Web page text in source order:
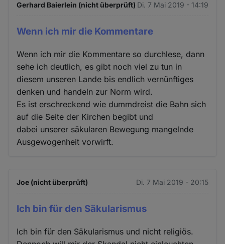
Gerhard Baierlein (nicht überprüft) Di. 7 Mai 2019 - 14:19
Wenn ich mir die Kommentare
Wenn ich mir die Kommentare so durchlese, dann
sehe ich deutlich, es gibt noch viel zu tun in
diesem unseren Lande bis endlich vernünftiges
denken und handeln zur Norm wird.
Es ist erschreckend wie dummdreist die Bahn sich
auf die Seite der Kirchen begibt und
dabei unserer säkularen Bewegung mangelnde
Ausgewogenheit vorwirft.
Joe (nicht überprüft) Di. 7 Mai 2019 - 20:15
Ich bin für den Säkularismus
Ich bin für den Säkularismus und nicht religiös.